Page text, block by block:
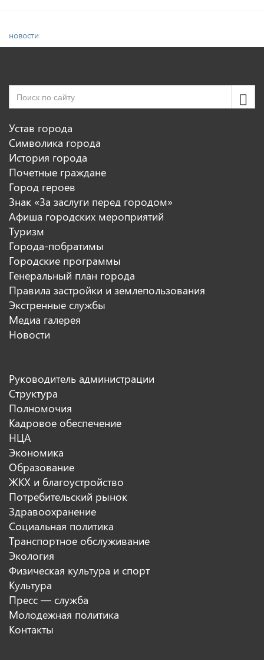
новости
Устав города
Символика города
История города
Почетные граждане
Город героев
Знак «За заслуги перед городом»
Афиша городских мероприятий
Туризм
Города-побратимы
Городские программы
Генеральный план города
Правила застройки и землепользования
Экстренные службы
Медиа галерея
Новости
Руководитель администрации
Структура
Полномочия
Кадровое обеспечение
НЦА
Экономика
Образование
ЖКХ и благоустройство
Потребительский рынок
Здравоохранение
Социальная политика
Транспортное обслуживание
Экология
Физическая культура и спорт
Культура
Пресс — служба
Молодежная политика
Контакты